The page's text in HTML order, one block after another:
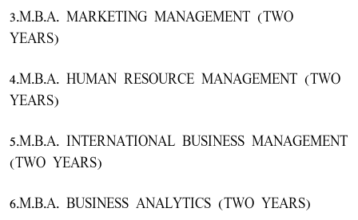
3.M.B.A. MARKETING MANAGEMENT (TWO
YEARS)
4.M.B.A. HUMAN RESOURCE MANAGEMENT (TWO
YEARS)
5.M.B.A. INTERNATIONAL BUSINESS MANAGEMENT
(TWO YEARS)
6.M.B.A. BUSINESS ANALYTICS (TWO YEARS)